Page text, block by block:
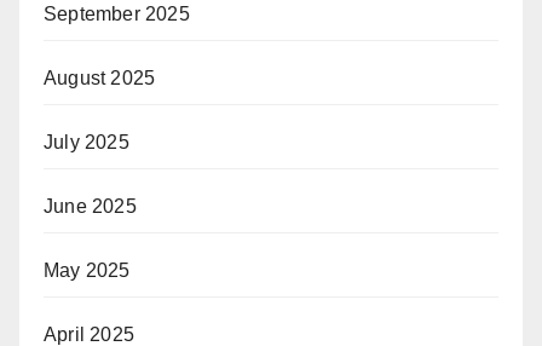
September 2025
August 2025
July 2025
June 2025
May 2025
April 2025